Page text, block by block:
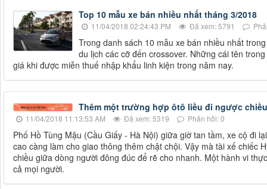
Top 10 mẫu xe bán nhiều nhất tháng 3/2018
11/04/2018 02:24:43 PM Đã xem: 5791
Trong danh sách 10 mẫu xe bán nhiều nhất
du lịch các cỡ đến crossover. Những cái tên
giá khi được miễn thuế nhập khẩu linh kiện trong năm nay.
Thêm một trường hợp ôtô liều đi ngược
11/04/2018 11:13:53 AM Đã xem: 5319 Phản hồi: 0
Phố Hồ Tùng Mậu (Cầu Giấy - Hà Nội) giữa giờ tan tầm, xe cộ đi
cao càng làm cho giao thông thêm chật chội. Vậy mà tài xế chiếc
chiều giữa dòng người đông đúc để rẽ cho nhanh. Một hành vi
cả mọi người.